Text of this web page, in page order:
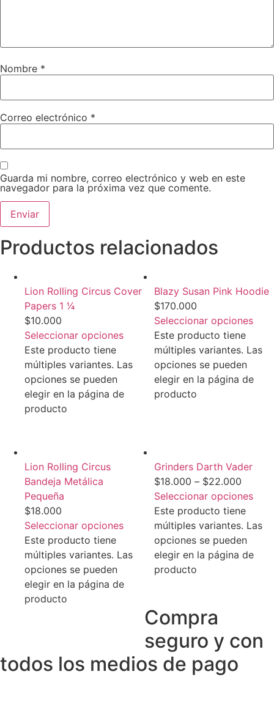
Nombre *
Correo electrónico *
Guarda mi nombre, correo electrónico y web en este
navegador para la próxima vez que comente.
Productos relacionados
Lion Rolling Circus Cover
Papers 1 1⁄4
$10.000
Seleccionar opciones
Este producto tiene
múltiples variantes. Las
opciones se pueden
elegir en la página de
producto
Blazy Susan Pink Hoodie
$170.000
Seleccionar opciones
Este producto tiene
múltiples variantes. Las
opciones se pueden
elegir en la página de
producto
Lion Rolling Circus
Bandeja Metálica
Pequeña
$18.000
Seleccionar opciones
Este producto tiene
múltiples variantes. Las
opciones se pueden
elegir en la página de
producto
Grinders Darth Vader
$18.000 – $22.000
Seleccionar opciones
Este producto tiene
múltiples variantes. Las
opciones se pueden
elegir en la página de
producto
Compra
seguro y con
todos los medios de pago